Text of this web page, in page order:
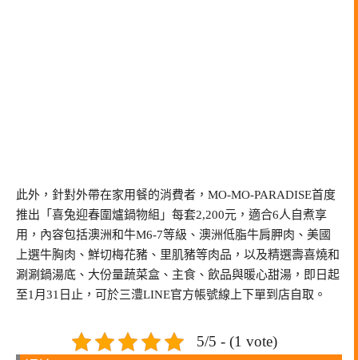
此外，針對外帶在家用餐的消費者，MO-MO-PARADISE首度
推出「喜兔迎春圍爐鍋物組」每套2,200元，適合6人自煮享
用，內容包括澳洲和牛M6-7等級、澳洲低脂牛肩胛肉、美國
上選牛胸肉、鮮切梅花豬、里肌豬等肉品，以及精選壽喜燒和
涮涮鍋湯底、大份量蔬菜盒、主食、飲品與暖心甜湯，即日起
至1月31日止，可於三澧LINE官方帳號線上下單到店自取。
5/5 - (1 vote)